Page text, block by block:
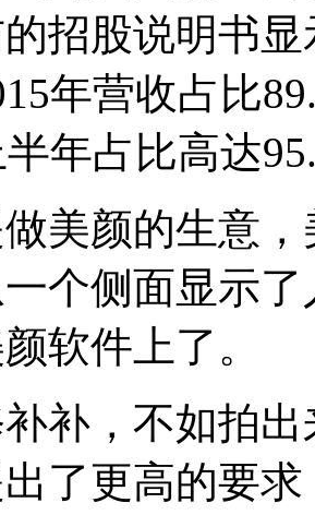
招股说明书
年营收占比
年占比高达
美颜的生意
个侧面显示
软件上了。
补，不如拍
了更高的要